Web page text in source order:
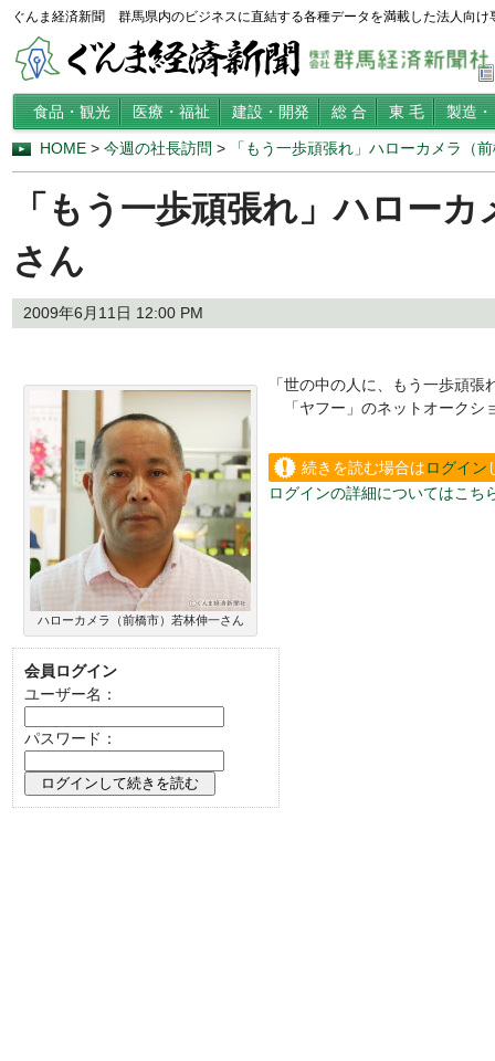
ぐんま経済新聞 群馬県内のビジネスに直結する各種データを満載した法人向け
食品・観光 医療・福祉 建設・開発 総 合 東 毛 製造
HOME > 今週の社長訪問 > 「もう一歩頑張れ」ハローカメラ（
「もう一歩頑張れ」ハロー
さん
2009年6月11日 12:00 PM
ハローカメラ（前橋市）若林伸一さん
「世の中の人に、もう一歩頑
「ヤフー」のネットオークシ
続きを読む場合はログイン
い。
ログインの詳細についてはこち
会員ログイン
ユーザー名：
パスワード：